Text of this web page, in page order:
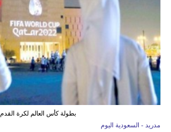
بطولة كأس العالم لكرة القدم
مدريد - السعودية اليوم